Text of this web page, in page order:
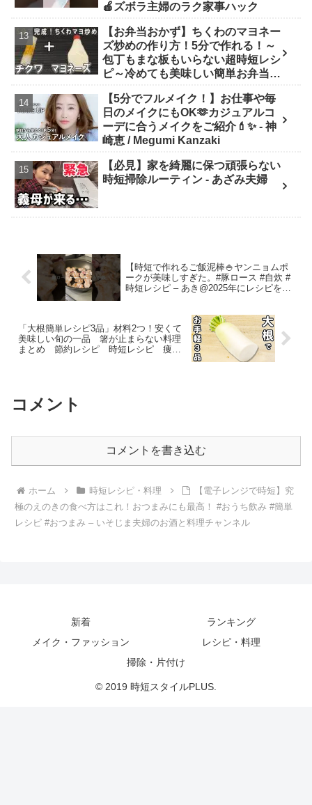
🍎ズボラ主婦のラク家事ハック
【お弁当おかず】ちくわのマヨネー
ズ炒めの作り方！5分で作れる！～
包丁もまな板もいらない超時短レシ
ピ～冷めても美味しい簡単お弁当お
ちくわレシピ【bento】 - あさごは
んチャンネル
【5分でフルメイク！】お仕事や毎
日のメイクにもOK🫶カジュアルコ
ーデに合うメイクをご紹介💄✨ - 神
崎恵 / Megumi Kanzaki
【必見】家を綺麗に保つ頑張らない
時短掃除ルーティン - あざみ夫婦
【時短で作れるご飯泥棒🍚ヤンニョムポ
ークが美味しすぎた。#豚ロース #自炊 #
時短レシピ – あき@2025年にレシピを出
「大根簡単レシピ3品」材料2つ！安くて
美味しい旬の一品 箸が止まらない料理
まとめ 節約レシピ 時短レシピ 痩せ
コメント
コメントを書き込む
ホーム 時短レシピ・料理
【電子レンジで時短】究
極のえのきの食べ方はこれ！おつまみにも最高！ #おうち飲み #簡単
レシピ #おつまみ – いそじま夫婦のお酒と料理チャンネル
新着
ランキング
メイク・ファッション
レシピ・料理
掃除・片付け
© 2019 時短スタイルPLUS.